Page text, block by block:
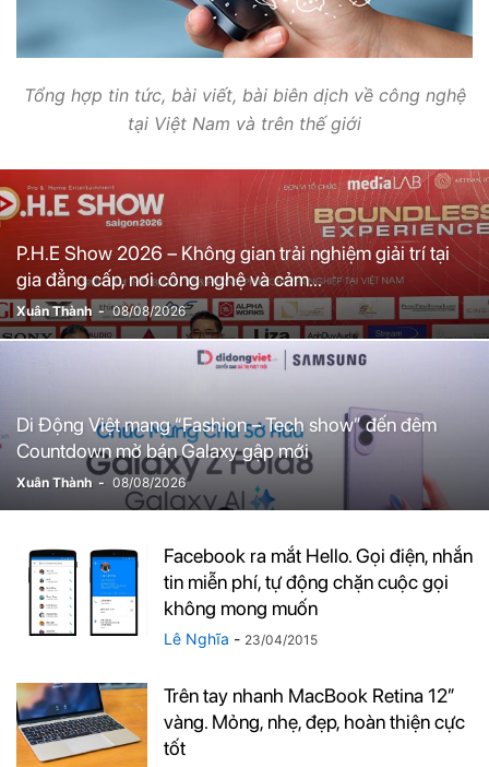
Tổng hợp tin tức, bài viết, bài biên dịch về công nghệ
tại Việt Nam và trên thế giới
P.H.E Show 2026 – Không gian trải nghiệm giải trí tại
gia đẳng cấp, nơi công nghệ và cảm...
Xuân Thành - 08/08/2026
Di Động Việt mang “Fashion – Tech show” đến đêm
Countdown mở bán Galaxy gập mới
Xuân Thành - 08/08/2026
Facebook ra mắt Hello. Gọi điện, nhắn
tin miễn phí, tự động chặn cuộc gọi
không mong muốn
Lê Nghĩa - 23/04/2015
Trên tay nhanh MacBook Retina 12″
vàng. Mỏng, nhẹ, đẹp, hoàn thiện cực
tốt